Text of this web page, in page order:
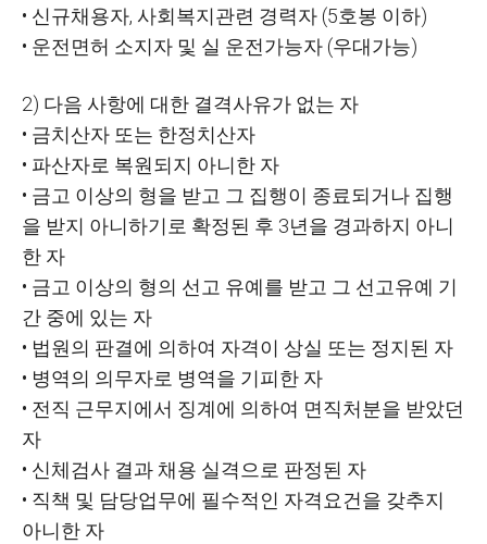
• 신규채용자, 사회복지관련 경력자 (5호봉 이하)
• 운전면허 소지자 및 실 운전가능자 (우대가능)
2) 다음 사항에 대한 결격사유가 없는 자
• 금치산자 또는 한정치산자
• 파산자로 복원되지 아니한 자
• 금고 이상의 형을 받고 그 집행이 종료되거나 집행
을 받지 아니하기로 확정된 후 3년을 경과하지 아니
한 자
• 금고 이상의 형의 선고 유예를 받고 그 선고유예 기
간 중에 있는 자
• 법원의 판결에 의하여 자격이 상실 또는 정지된 자
• 병역의 의무자로 병역을 기피한 자
• 전직 근무지에서 징계에 의하여 면직처분을 받았던
자
• 신체검사 결과 채용 실격으로 판정된 자
• 직책 및 담당업무에 필수적인 자격요건을 갖추지
아니한 자